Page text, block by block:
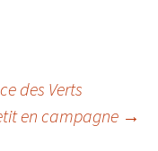
des Verts
en campagne →